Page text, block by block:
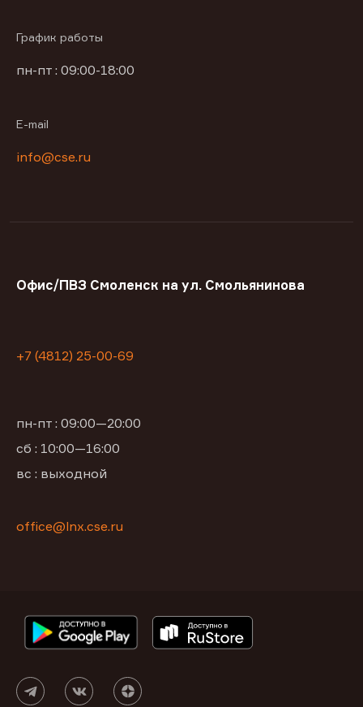
График работы
пн-пт : 09:00-18:00
E-mail
info@cse.ru
Офис/ПВЗ Смоленск на ул. Смольянинова
+7 (4812) 25-00-69
пн-пт : 09:00—20:00
сб : 10:00—16:00
вс : выходной
office@lnx.cse.ru